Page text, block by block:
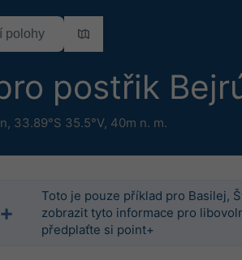
postřik
, 33.89°S 35.5°V, 40m n. m.
Toto je pouze příklad pro Basilej,
zobrazit tyto informace pro
předplaťte si point+